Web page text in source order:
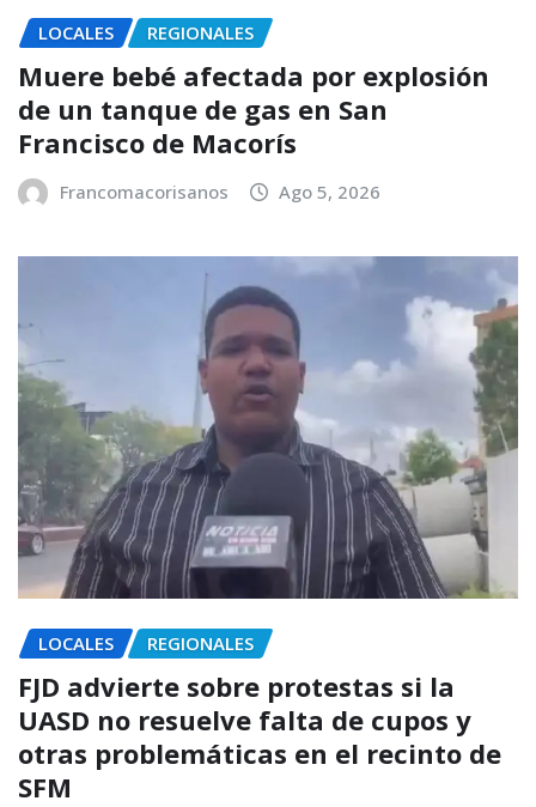
LOCALES REGIONALES
Muere bebé afectada por explosión
de un tanque de gas en San
Francisco de Macorís
Francomacorisanos Ago 5, 2026
LOCALES REGIONALES
FJD advierte sobre protestas si la
UASD no resuelve falta de cupos y
otras problemáticas en el recinto de
SFM